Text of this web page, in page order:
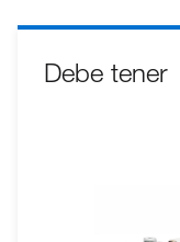
Debe tener